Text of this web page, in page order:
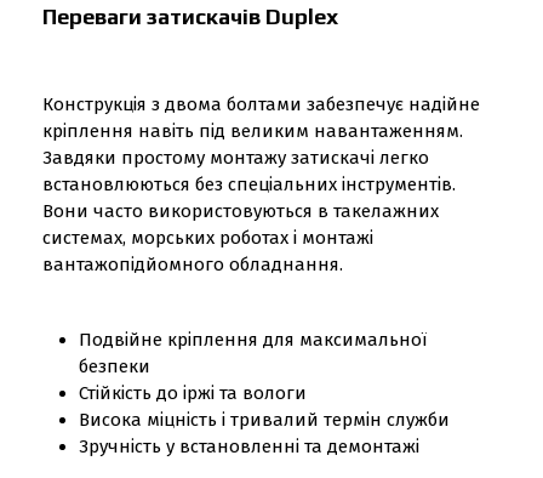
Переваги затискачів Duplex
Конструкція з двома болтами забезпечує надійне
кріплення навіть під великим навантаженням.
Завдяки простому монтажу затискачі легко
встановлюються без спеціальних інструментів.
Вони часто використовуються в такелажних
системах, морських роботах і монтажі
вантажопідйомного обладнання.
Подвійне кріплення для максимальної
безпеки
Стійкість до іржі та вологи
Висока міцність і тривалий термін служби
Зручність у встановленні та демонтажі